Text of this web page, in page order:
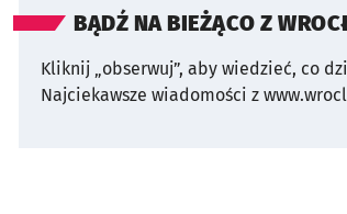
BĄDŹ NA BIEŻĄCO Z
Kliknij „obserwuj”, aby wiedzieć, co
Najciekawsze wiadomości z